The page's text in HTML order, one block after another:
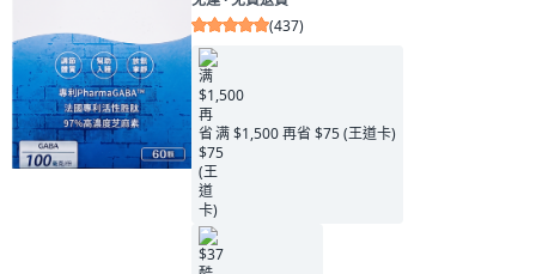
(437)
满 $1,500 再省 $75 (王道卡)